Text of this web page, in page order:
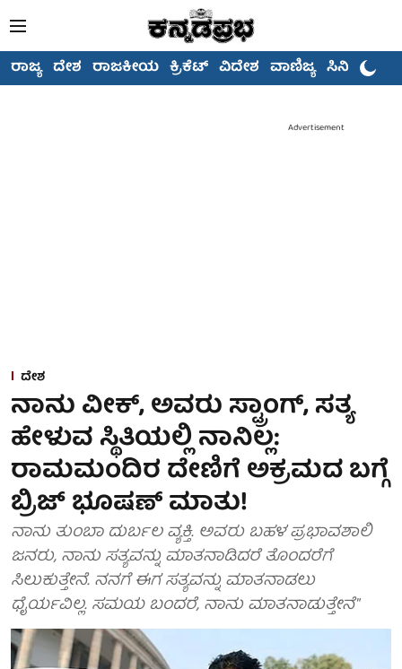
ರಾಜ್ಯ ದೇಶ ರಾಜಕೀಯ ಕ್ರಿಕೆಟ್ ವಿದೇಶ ವಾಣಿಜ್ಯ ಸಿನಿಮಾ
Advertisement
ದೇಶ
ನಾನು ವೀಕ್, ಅವರು ಸ್ಟ್ರಾಂಗ್, ಸತ್ಯ
ಹೇಳುವ ಸ್ಥಿತಿಯಲ್ಲಿ ನಾನಿಲ್ಲ:
ರಾಮಮಂದಿರ ದೇಣಿಗೆ ಅಕ್ರಮದ ಬಗ್ಗೆ
ಬ್ರಿಜ್ ಭೂಷಣ್ ಮಾತು!
ನಾನು ತುಂಬಾ ದುರ್ಬಲ ವ್ಯಕ್ತಿ. ಅವರು ಬಹಳ ಪ್ರಭಾವಶಾಲಿ
ಜನರು, ನಾನು ಸತ್ಯವನ್ನು ಮಾತನಾಡಿದರೆ ತೊಂದರೆಗೆ
ಸಿಲುಕುತ್ತೇನೆ. ನನಗೆ ಈಗ ಸತ್ಯವನ್ನು ಮಾತನಾಡಲು
ಧೈರ್ಯವಿಲ್ಲ. ಸಮಯ ಬಂದರೆ, ನಾನು ಮಾತನಾಡುತ್ತೇನೆ"